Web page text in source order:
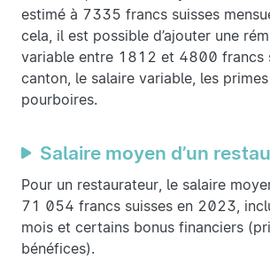
estimé à 7335 francs suisses
cela, il est possible d’ajouter une
variable entre 1812 et 4800 francs
canton, le salaire variable, les
pourboires.
Salaire moyen d’un
Pour un restaurateur, le salaire
71 054 francs suisses en 2023,
mois et certains bonus financiers
bénéfices).